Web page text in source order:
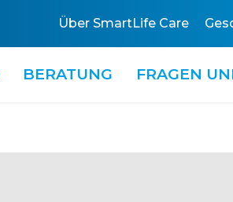
Über SmartLife Care
BERATUNG FRAGEN